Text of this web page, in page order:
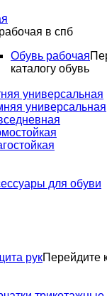
Обувь рабочая
каталогу обувь
универсальная
универсальная
для обуви
рукПерейдите